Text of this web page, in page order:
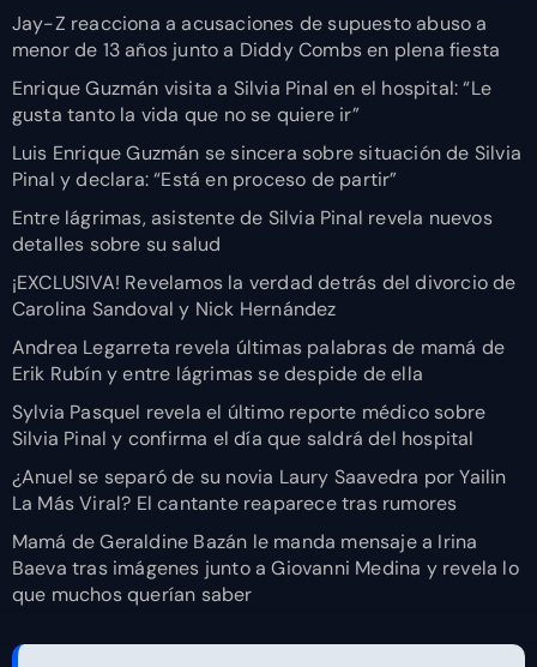
Jay-Z reacciona a acusaciones de supuesto abuso a
menor de 13 años junto a Diddy Combs en plena fiesta
Enrique Guzmán visita a Silvia Pinal en el hospital: “Le
gusta tanto la vida que no se quiere ir”
Luis Enrique Guzmán se sincera sobre situación de Silvia
Pinal y declara: “Está en proceso de partir”
Entre lágrimas, asistente de Silvia Pinal revela nuevos
detalles sobre su salud
¡EXCLUSIVA! Revelamos la verdad detrás del divorcio de
Carolina Sandoval y Nick Hernández
Andrea Legarreta revela últimas palabras de mamá de
Erik Rubín y entre lágrimas se despide de ella
Sylvia Pasquel revela el último reporte médico sobre
Silvia Pinal y confirma el día que saldrá del hospital
¿Anuel se separó de su novia Laury Saavedra por Yailin
La Más Viral? El cantante reaparece tras rumores
Mamá de Geraldine Bazán le manda mensaje a Irina
Baeva tras imágenes junto a Giovanni Medina y revela lo
que muchos querían saber